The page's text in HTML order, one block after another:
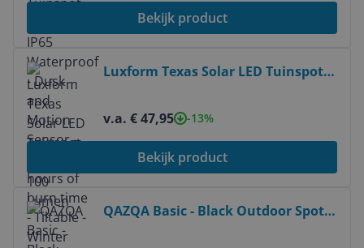
3000K Warm White - Solar garden
lighting - Can also be used as a wall
Bekijk product
Luxform Texas Solar LED Tuinspot -
v.a. € 47,95
-13%
Bekijk product
Bekijk product
QAZQA Basic - Black Outdoor Spot
Bekijk product